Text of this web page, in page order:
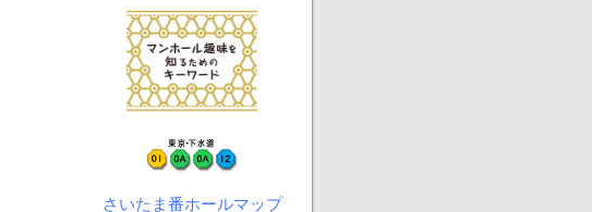
さいたま番ホールマップ